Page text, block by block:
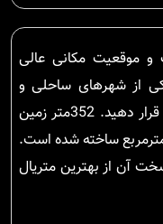
موقعیت مکانی عالی
از شهرهای ساحلی و
محبوب مازندران است را در لیست خود قرار دهید. 352متر زمین
در آن ویلایی همکف با مساحت 200مترمربع ساخته شده است.
و در سخت آن از بهترین متریال